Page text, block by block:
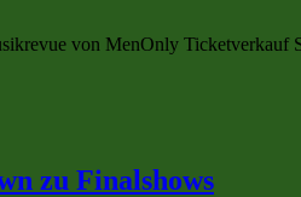
von MenOnly Ticketverkauf
zu Finalshows